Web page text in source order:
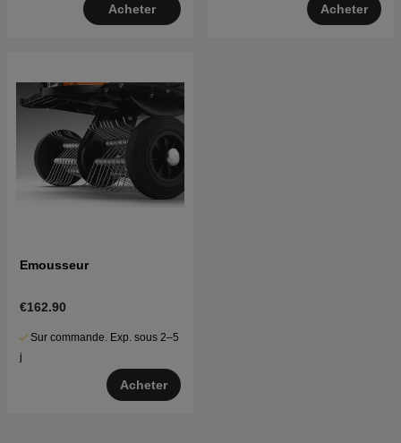
Acheter Acheter
Emousseur
€162.90
Sur commande. Exp. sous 2–5
j
Acheter